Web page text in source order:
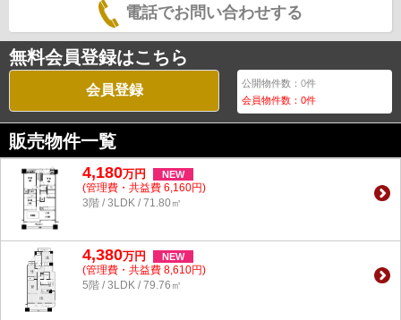
電話でお問い合わせする
無料会員登録はこちら
会員登録 公開物件数：0件
会員物件数：0件
販売物件一覧
4,180万円 NEW
(管理費・共益費 6,160円)
3階 / 3LDK / 71.80㎡
4,380万円 NEW
(管理費・共益費 8,610円)
5階 / 3LDK / 79.76㎡